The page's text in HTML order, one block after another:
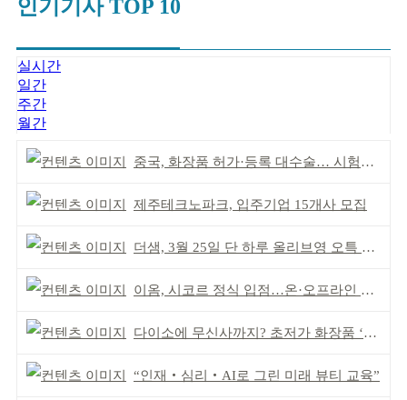
인기기사 TOP 10
실시간
일간
주간
월간
중국, 화장품 허가·등록 대수술… 시험자료 공용 허용
제주테크노파크, 입주기업 15개사 모집
더샘, 3월 25일 단 하루 올리브영 오특 참여
이옴, 시코르 정식 입점…온·오프라인 유통망 확대
다이소에 무신사까지? 초저가 화장품 ‘전성시대’
“인재‧심리‧AI로 그린 미래 뷰티 교육”